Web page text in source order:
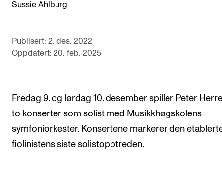
Utveksling og reiser
Velferd og helse
Mangfold og likestilling
Arrangementer
Nyheter for studenter
Etter noter nyhetsbrev
Sussie Ahlburg
Publisert: 2. des. 2022
Oppdatert: 20. feb. 2025
Fredag 9. og lørdag 10. desember spiller Peter
to konserter som solist med Musikkhøgskolens
symfoniorkester. Konsertene markerer den
fiolinistens siste solistopptreden.